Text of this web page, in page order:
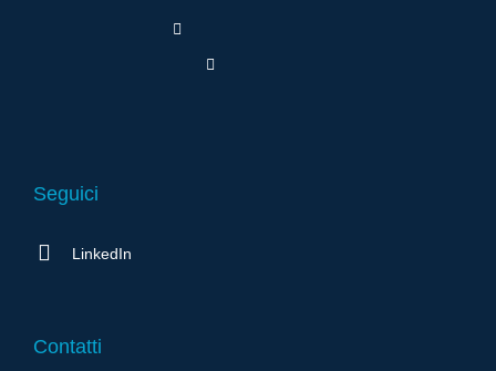
Seguici
LinkedIn
Contatti